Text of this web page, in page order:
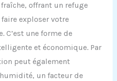
offrant un refuge
exploser votre
C’est une forme de
et économique. Par
peut également
un facteur de